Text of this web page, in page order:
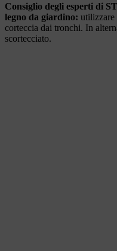
Consiglio degli esperti di
legno da giardino: utilizzare
corteccia dai tronchi. In
scortecciato.